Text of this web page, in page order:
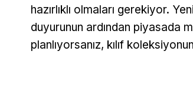
hazırlıklı olmaları gerekiyor.
duyurunun ardından piyasada
planlıyorsanız, kılıf